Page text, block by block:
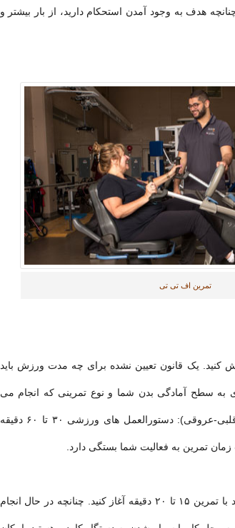
هدف به وجود آمدن استحکام دارید، از بار بیشتر و
تمرین اف تی تی
یک قانون تعیین نشده برای چه مدت ورزش باید
به سطح آمادگی بدن شما و نوع تمرینی که انجام می
دهید بستگی دارد. برای کاردیو (قلبی-عروقی): دستورالعمل های ورزشی ۳۰ تا ۶۰ دقیقه
تمرین به فعالیت شما بستگی دارد.
چنانچه تازه کار باشید، امکان دارد با تمرین ۱۵ تا ۲۰ دقیقه آغاز کنید. چنانچه در حال انجام